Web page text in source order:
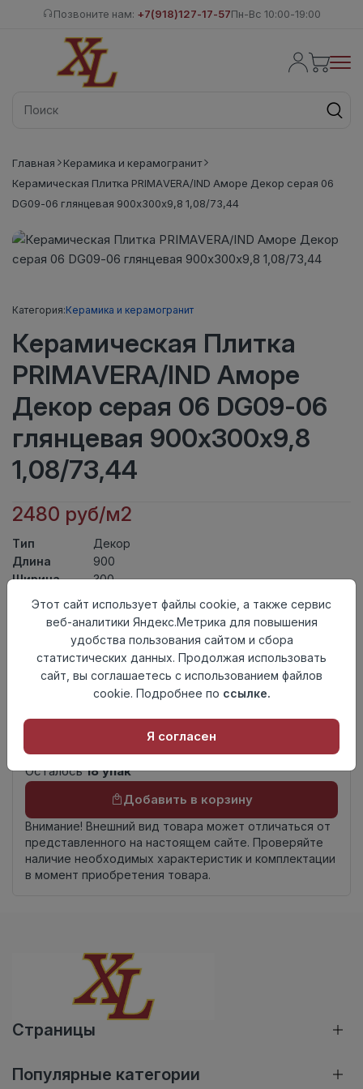
Позвоните нам: +7(918)127-17-57Пн-Вс 10:00-19:00
Главная
Керамика и керамогранит
Керамическая Плитка PRIMAVERA/IND Аморе Декор серая 06
DG09-06 глянцевая 900х300х9,8 1,08/73,44
Категория:Керамика и керамогранит
Керамическая Плитка
PRIMAVERA/IND Аморе
Декор серая 06 DG09-06
глянцевая 900х300х9,8
1,08/73,44
2480 руб/м2
Тип
Декор
Длина
900
Ширина
300
Актуальность
Товарная
Керамическая Плитка
Поверхность
глянцевая
Индия
Номер
Книга с коллекциями
Осталось18 упак
Добавить в корзину
Внимание! Внешний вид товара может отличаться от
представленного на настоящем сайте. Проверяйте
наличие необходимых характеристик и комплектации
в момент приобретения товара.
Страницы
Популярные категории
Этот сайт использует файлы cookie, а также сервис
веб-аналитики Яндекс.Метрика для повышения
удобства пользования сайтом и сбора
статистических данных. Продолжая использовать
сайт, вы соглашаетесь с использованием файлов
cookie. Подробнее по ссылке.
Я согласен